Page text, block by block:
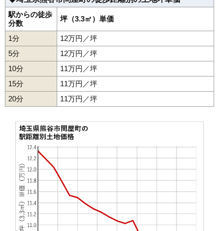
42 問屋町 11万円 6,723万円 4.3%
43 柿沼 11万円
44 江南中央
45 妻沼中央
46 原島
47 今井
48 新島 8.7万円 809万円 3.1%
49 船木台 8.1万円 782万円 4.1%
50 御稜威ケ原 7.9万円 4,793万円 6.0%
51 弥藤吾
53 妻沼西
54 大麻生
55 万吉 6.9万円 671万円
56
57 6.6万円
駅からの徒歩
分数
坪（3.3㎡）単価
1分
12万円／坪
5分
12万円／坪
10分
11万円／坪
15分
11万円／坪
20分
11万円／坪